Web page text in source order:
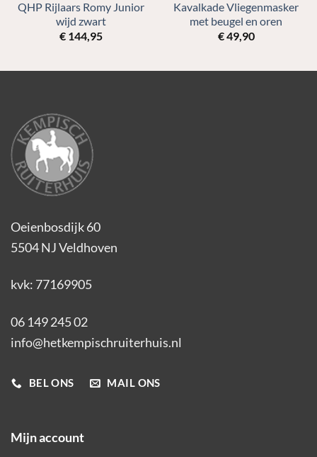
QHP Rijlaars Romy Junior
wijd zwart
€ 144,95
Kavalkade Vliegenmasker
met beugel en oren
€49,90
Oeienbosdijk 60
5504 NJ Veldhoven
kvk: 77169905
06 149 245 02
info@hetkempischruiterhuis.nl
BEL ONS MAIL ONS
Mijn account